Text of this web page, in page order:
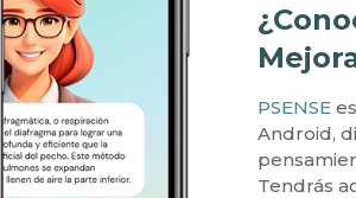
PSENSE
Android,
Tendrás